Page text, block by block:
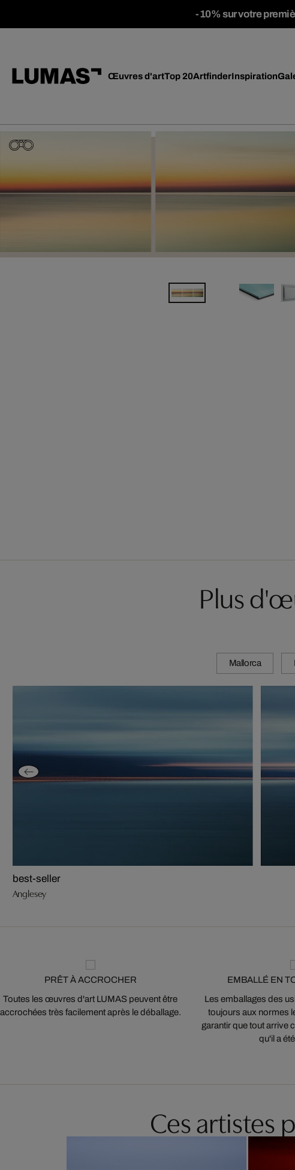
-10% sur votre
Œuvres d'artTop 20ArtfinderInspiration
Plus
Mallorca
best-seller
Anglesey
PRÊT À ACCROCHER
Toutes les œuvres d'art LUMAS peuvent être
accrochées très facilement après le déballage.
EMBALLÉ EN
Les emballages des
toujours aux normes
garantir que tout arrive
qu'il a
Ces artistes